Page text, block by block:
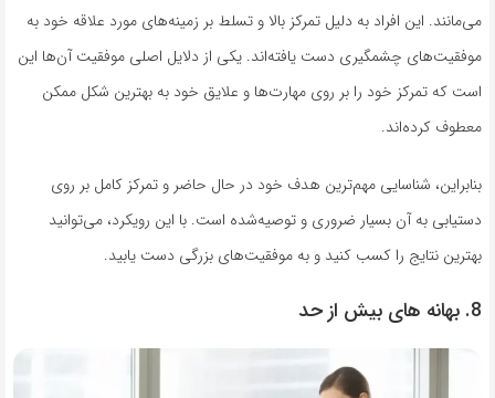
می‌مانند. این افراد به دلیل تمرکز بالا و تسلط بر زمینه‌های مورد علاقه خود به
موفقیت‌های چشمگیری دست یافته‌اند. یکی از دلایل اصلی موفقیت آن‌ها این
است که تمرکز خود را بر روی مهارت‌ها و علایق خود به بهترین شکل ممکن
معطوف کرده‌اند.
بنابراین، شناسایی مهم‌ترین هدف خود در حال حاضر و تمرکز کامل بر روی
دستیابی به آن بسیار ضروری و توصیه‌شده است. با این رویکرد، می‌توانید
بهترین نتایج را کسب کنید و به موفقیت‌های بزرگی دست یابید.
8. بهانه های بیش از حد